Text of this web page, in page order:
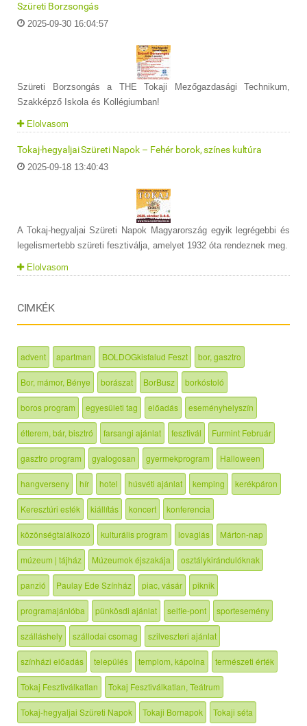
Szüreti Borzsongás
2025-09-30 16:04:57
Szüreti Borzsongás a THE Tokaji Mezőgazdasági Technikum,
Szakképző Iskola és Kollégiumban!
Elolvasom
Tokaj-hegyaljai Szüreti Napok – Fehér borok, színes kultúra
2025-09-18 13:40:43
A Tokaj-hegyaljai Szüreti Napok Magyarország egyik legrégebbi és
legelismertebb szüreti fesztiválja, amelyet 1932 óta rendeznek meg.
Elolvasom
CIMKÉK
advent apartman BOLDOGkisfalud Feszt bor, gasztro
Bor, mámor, Bénye borászat BorBusz borkóstoló
boros program egyesületi tag előadás eseményhelyszín
étterem, bár, bisztró farsangi ajánlat fesztivál Furmint Február
gasztro program gyalogosan gyermekprogram Halloween
hangverseny hír hotel húsvéti ajánlat kemping kerékpáron
Keresztúri esték kiállítás koncert konferencia
közönségtalálkozó kulturális program lovaglás Márton-nap
múzeum | tájház Múzeumok éjszakája osztálykirándulóknak
panzió Paulay Ede Színház piac, vásár piknik
programajánlóba pünkösdi ajánlat selfie-pont sportesemény
szálláshely szállodai csomag szilveszteri ajánlat
színházi előadás település templom, kápolna természeti érték
Tokaj Fesztiválkatlan Tokaj Fesztiválkatlan, Teátrum
Tokaj-hegyaljai Szüreti Napok Tokaji Bornapok Tokaji séta